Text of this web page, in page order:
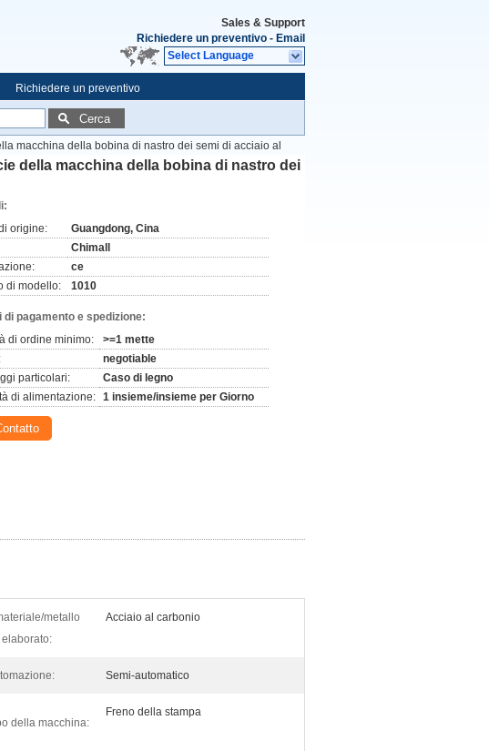
Sales & Support
Richiedere un preventivo - Email
Select Language
Richiedere un preventivo
Cerca
macchina della bobina di nastro dei semi di acciaio al
della macchina della bobina di nastro dei
origine:
Guangdong, Cina
Chimall
ce
di modello:
1010
di pagamento e spedizione:
di ordine minimo:
>=1 mette
negotiable
particolari:
Caso di legno
di alimentazione: 1 insieme/insieme per Giorno
metallo
elaborato:
Acciaio al carbonio
Semi-automatico
della macchina:
Freno della stampa